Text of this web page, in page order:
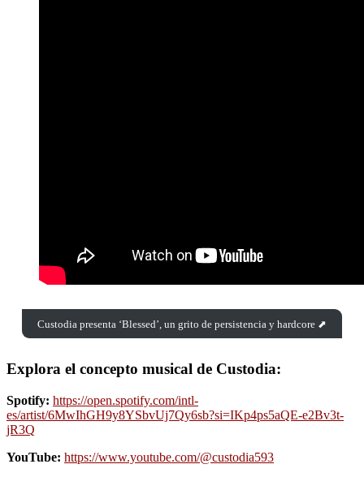
Custodia presenta ‘Blessed’, un grito de persistencia y hardcore ⬈
Explora el concepto musical de Custodia:
Spotify: https://open.spotify.com/intl-
es/artist/6MwIhGH9y8YSbvUj7Qy6sb?si=IKp4ps5aQE-e2Bv3t-
jR3Q
YouTube: https://www.youtube.com/@custodia593